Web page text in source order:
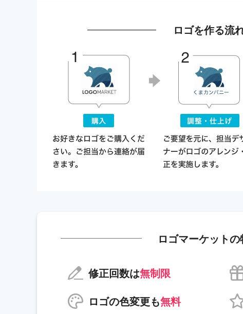
ロゴを作る流
ロゴマーケット
修正回数は無制限
ロゴの色変更も無料